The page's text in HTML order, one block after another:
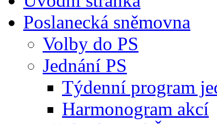
Poslanecká sněmovna
Volby do PS
Jednání PS
Týdenní program
Harmonogram akcí